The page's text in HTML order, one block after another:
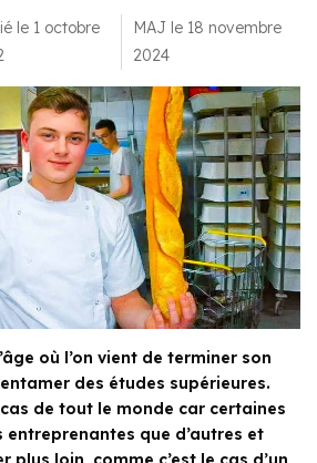
le 1 octobre
MAJ le 18 novembre
2024
où l’on vient de terminer son
des études supérieures.
cas de tout le monde car certaines
entreprenantes que d’autres et